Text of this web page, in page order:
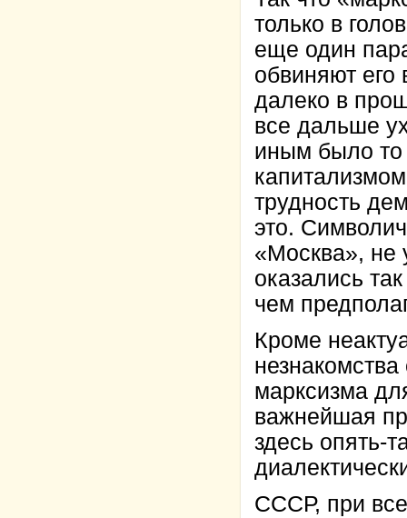
только в
еще один
обвиняют
далеко в
все дальше
иным было то
трудность
это.
«Москва», не
оказались
чем
Кроме
марксизма
важнейшая
здесь опять-
СССР, при